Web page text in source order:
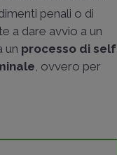
penali o di
a dare avvio a un
un processo di self
, ovvero per